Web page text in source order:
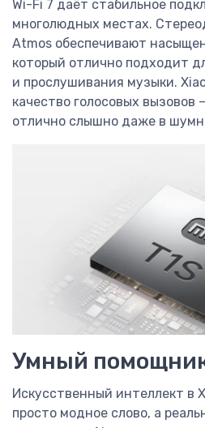
Wi-Fi 7 даёт стабильное
многолюдных местах.
Atmos обеспечивают
который отлично подходит
и прослушивания музыки.
качество голосовых вызовов
отлично слышно даже в
Умный
Искусственный интеллект в
просто модное слово, а